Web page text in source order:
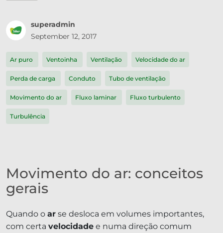
superadmin
September 12, 2017
Ar puro Ventoinha Ventilação Velocidade do ar
Perda de carga Conduto Tubo de ventilação
Movimento do ar Fluxo laminar Fluxo turbulento
Turbulência
Movimento do ar: conceitos
gerais
Quando o ar se desloca em volumes importantes,
com certa velocidade e numa direção comum